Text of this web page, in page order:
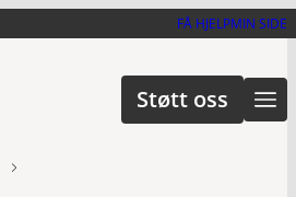
FÅ HJELPMIN SIDE
Støtt oss